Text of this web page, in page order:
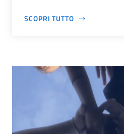
SCOPRI TUTTO